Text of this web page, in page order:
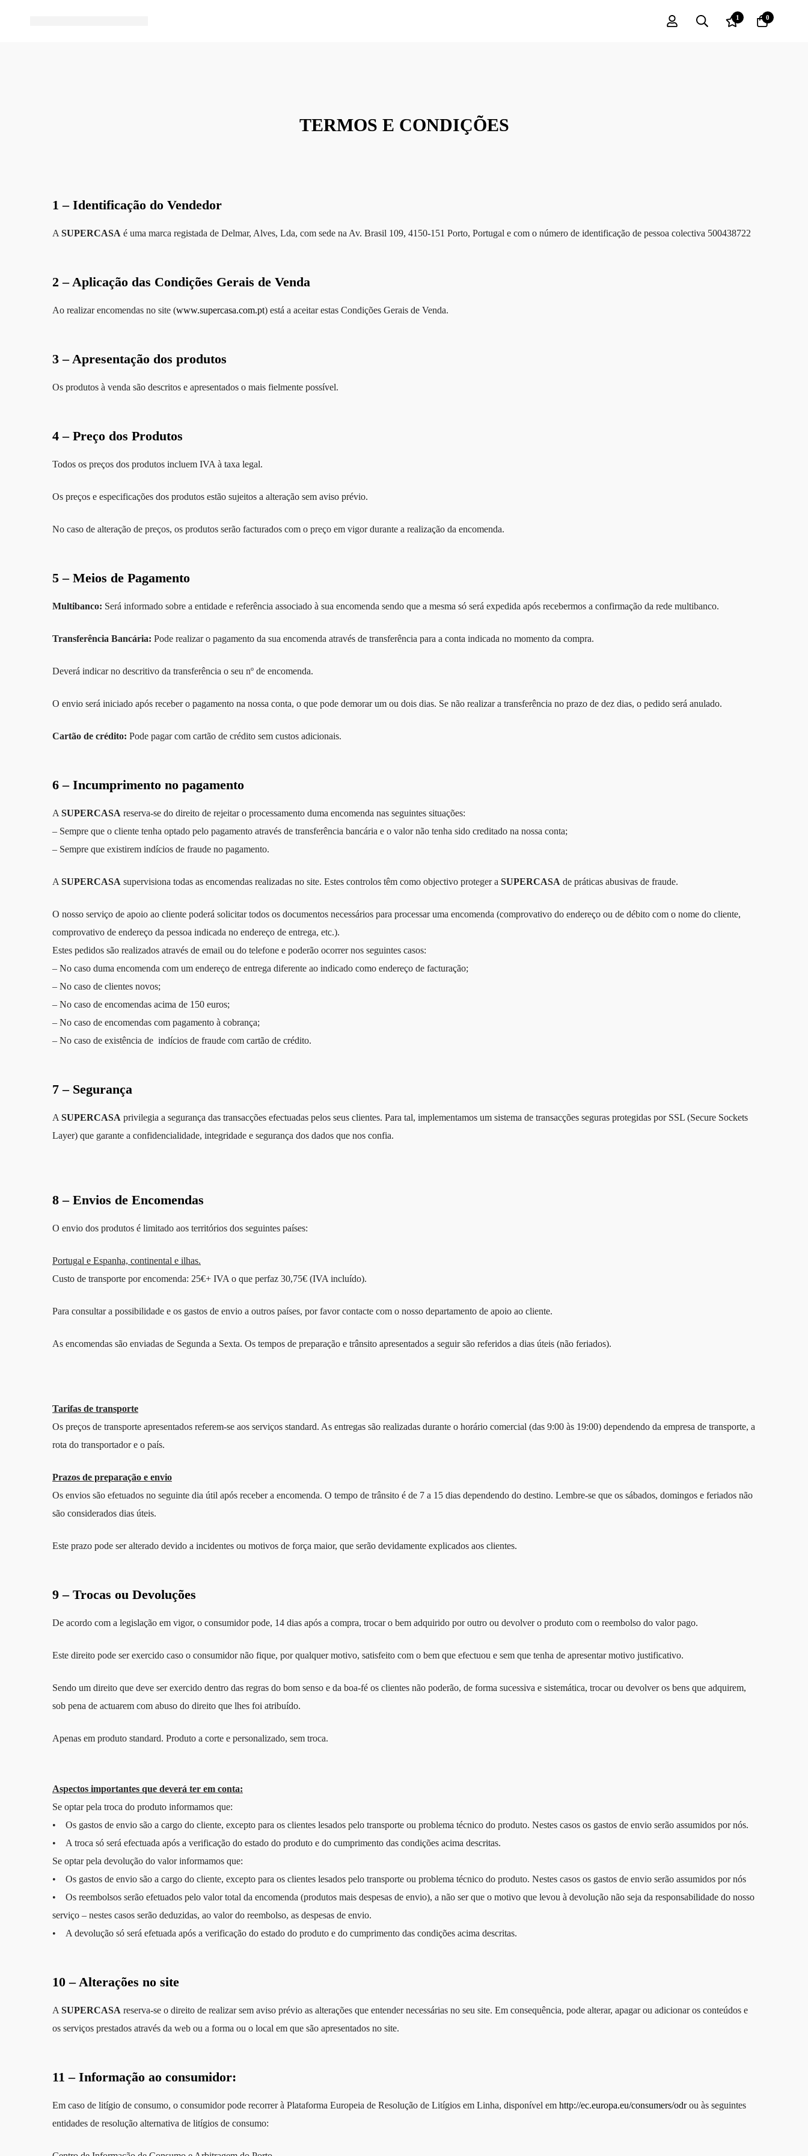
1 0
TERMOS E CONDIÇÕES
1 – Identificação do Vendedor
A SUPERCASA é uma marca registada de Delmar, Alves, Lda, com sede na Av. Brasil 109, 4150-151 Porto, Portugal e com o número de identificação de pessoa colectiva 500438722
2 – Aplicação das Condições Gerais de Venda
Ao realizar encomendas no site (www.supercasa.com.pt) está a aceitar estas Condições Gerais de Venda.
3 – Apresentação dos produtos
Os produtos à venda são descritos e apresentados o mais fielmente possível.
4 – Preço dos Produtos
Todos os preços dos produtos incluem IVA à taxa legal.
Os preços e especificações dos produtos estão sujeitos a alteração sem aviso prévio.
No caso de alteração de preços, os produtos serão facturados com o preço em vigor durante a realização da encomenda.
5 – Meios de Pagamento
Multibanco: Será informado sobre a entidade e referência associado à sua encomenda sendo que a mesma só será expedida após recebermos a confirmação da rede multibanco.
Transferência Bancária: Pode realizar o pagamento da sua encomenda através de transferência para a conta indicada no momento da compra.
Deverá indicar no descritivo da transferência o seu nº de encomenda.
O envio será iniciado após receber o pagamento na nossa conta, o que pode demorar um ou dois dias. Se não realizar a transferência no prazo de dez dias, o pedido será anulado.
Cartão de crédito: Pode pagar com cartão de crédito sem custos adicionais.
6 – Incumprimento no pagamento
A SUPERCASA reserva-se do direito de rejeitar o processamento duma encomenda nas seguintes situações:
– Sempre que o cliente tenha optado pelo pagamento através de transferência bancária e o valor não tenha sido creditado na nossa conta;
– Sempre que existirem indícios de fraude no pagamento.
A SUPERCASA supervisiona todas as encomendas realizadas no site. Estes controlos têm como objectivo proteger a SUPERCASA de práticas abusivas de fraude.
O nosso serviço de apoio ao cliente poderá solicitar todos os documentos necessários para processar uma encomenda (comprovativo do endereço ou de débito com o nome do cliente,
comprovativo de endereço da pessoa indicada no endereço de entrega, etc.).
Estes pedidos são realizados através de email ou do telefone e poderão ocorrer nos seguintes casos:
– No caso duma encomenda com um endereço de entrega diferente ao indicado como endereço de facturação;
– No caso de clientes novos;
– No caso de encomendas acima de 150 euros;
– No caso de encomendas com pagamento à cobrança;
– No caso de existência de indícios de fraude com cartão de crédito.
7 – Segurança
A SUPERCASA privilegia a segurança das transacções efectuadas pelos seus clientes. Para tal, implementamos um sistema de transacções seguras protegidas por SSL (Secure Sockets
Layer) que garante a confidencialidade, integridade e segurança dos dados que nos confia.
8 – Envios de Encomendas
O envio dos produtos é limitado aos territórios dos seguintes países:
Portugal e Espanha, continental e ilhas.
Custo de transporte por encomenda: 25€+ IVA o que perfaz 30,75€ (IVA incluído).
Para consultar a possibilidade e os gastos de envio a outros países, por favor contacte com o nosso departamento de apoio ao cliente.
As encomendas são enviadas de Segunda a Sexta. Os tempos de preparação e trânsito apresentados a seguir são referidos a dias úteis (não feriados).
Tarifas de transporte
Os preços de transporte apresentados referem-se aos serviços standard. As entregas são realizadas durante o horário comercial (das 9:00 às 19:00) dependendo da empresa de transporte, a
rota do transportador e o país.
Prazos de preparação e envio
Os envios são efetuados no seguinte dia útil após receber a encomenda. O tempo de trânsito é de 7 a 15 dias dependendo do destino. Lembre-se que os sábados, domingos e feriados não
são considerados dias úteis.
Este prazo pode ser alterado devido a incidentes ou motivos de força maior, que serão devidamente explicados aos clientes.
9 – Trocas ou Devoluções
De acordo com a legislação em vigor, o consumidor pode, 14 dias após a compra, trocar o bem adquirido por outro ou devolver o produto com o reembolso do valor pago.
Este direito pode ser exercido caso o consumidor não fique, por qualquer motivo, satisfeito com o bem que efectuou e sem que tenha de apresentar motivo justificativo.
Sendo um direito que deve ser exercido dentro das regras do bom senso e da boa-fé os clientes não poderão, de forma sucessiva e sistemática, trocar ou devolver os bens que adquirem,
sob pena de actuarem com abuso do direito que lhes foi atribuído.
Apenas em produto standard. Produto a corte e personalizado, sem troca.
Aspectos importantes que deverá ter em conta:
Se optar pela troca do produto informamos que:
• Os gastos de envio são a cargo do cliente, excepto para os clientes lesados pelo transporte ou problema técnico do produto. Nestes casos os gastos de envio serão assumidos por nós.
• A troca só será efectuada após a verificação do estado do produto e do cumprimento das condições acima descritas.
Se optar pela devolução do valor informamos que:
• Os gastos de envio são a cargo do cliente, excepto para os clientes lesados pelo transporte ou problema técnico do produto. Nestes casos os gastos de envio serão assumidos por nós
• Os reembolsos serão efetuados pelo valor total da encomenda (produtos mais despesas de envio), a não ser que o motivo que levou à devolução não seja da responsabilidade do nosso
serviço – nestes casos serão deduzidas, ao valor do reembolso, as despesas de envio.
• A devolução só será efetuada após a verificação do estado do produto e do cumprimento das condições acima descritas.
10 – Alterações no site
A SUPERCASA reserva-se o direito de realizar sem aviso prévio as alterações que entender necessárias no seu site. Em consequência, pode alterar, apagar ou adicionar os conteúdos e
os serviços prestados através da web ou a forma ou o local em que são apresentados no site.
11 – Informação ao consumidor:
Em caso de litígio de consumo, o consumidor pode recorrer à Plataforma Europeia de Resolução de Litígios em Linha, disponível em http://ec.europa.eu/consumers/odrou às seguintes
entidades de resolução alternativa de litígios de consumo: